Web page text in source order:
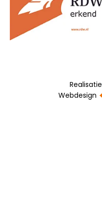
Realisatie
Webdesign